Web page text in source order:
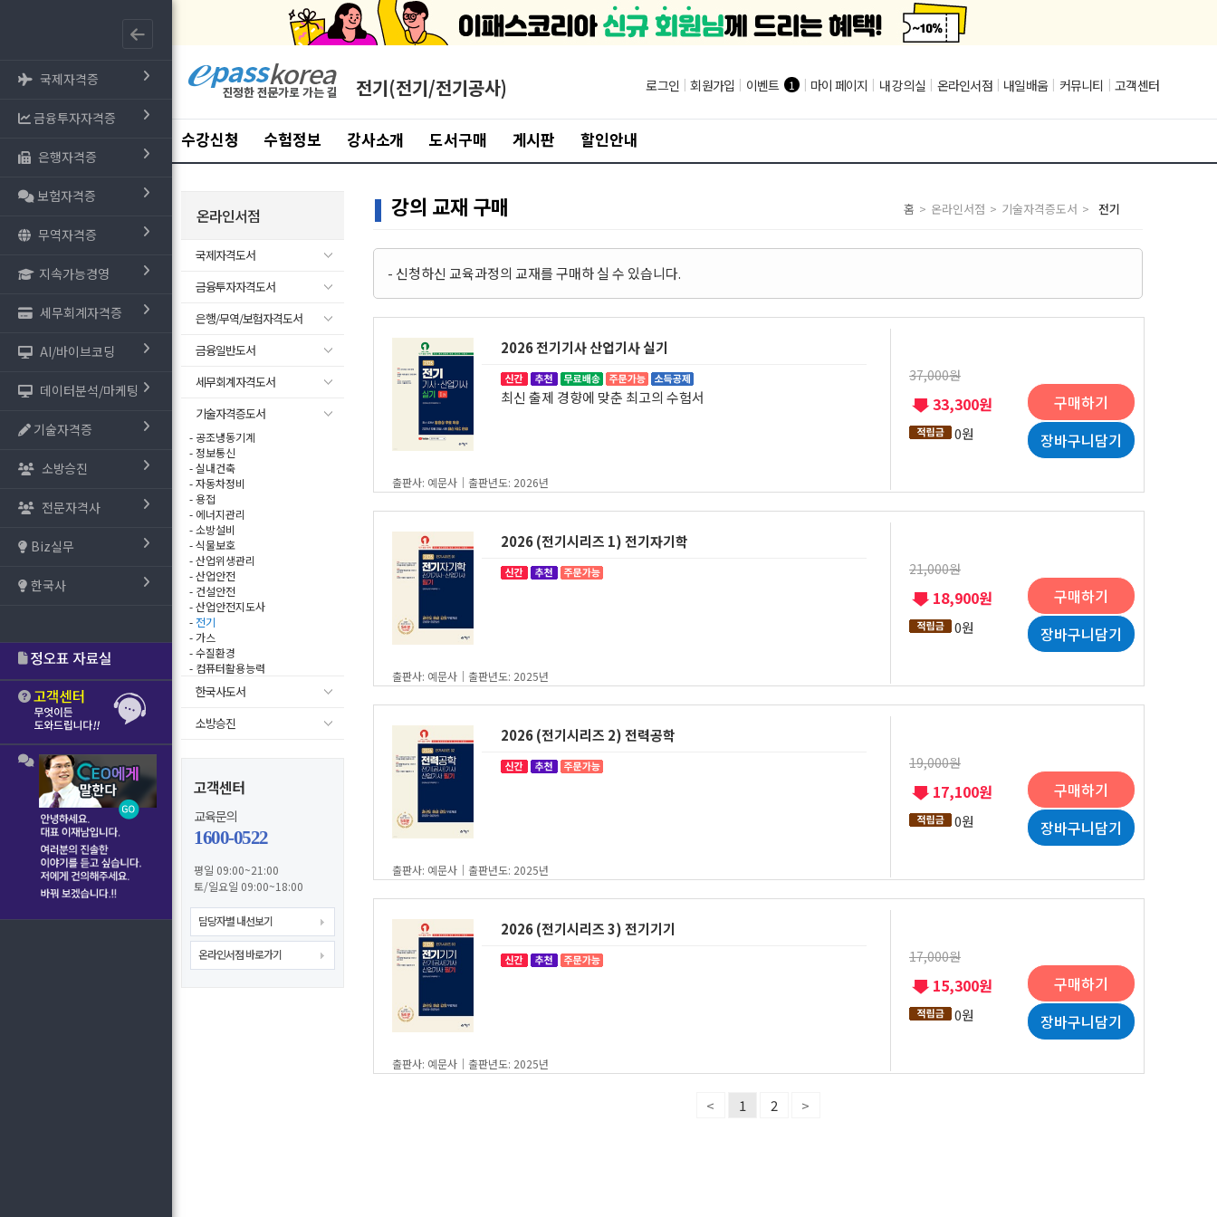
국제자격증
금융투자자격증
은행자격증
보험자격증
무역자격증
지속가능경영
세무회계자격증
AI/바이브코딩
데이터분석/마케팅
기술자격증
소방승진
전문자격사
Biz실무
한국사
전기(전기/전기공사) 로그인 | 회원가입 | 이벤트 1 | 마이 페이지 | 내 강의실 | 온라인서점 | 내일배움 | 커뮤니티 | 고객센터
수강신청 수험정보 강사소개 도서구매 게시판 할인안내
온라인서점
국제자격도서
금융투자자격도서
은행/무역/보험자격도서
금융일반도서
세무회계자격도서
기술자격증도서
- 공조냉동기계
- 정보통신
- 실내건축
- 자동차정비
- 용접
- 에너지관리
- 소방설비
- 식물보호
- 산업위생관리
- 산업안전
- 건설안전
- 산업안전지도사
- 전기
- 가스
- 수질환경
- 컴퓨터활용능력
한국사도서
소방승진
고객센터
교육문의
1600-0522
평일 09:00~21:00
토/일요일 09:00~18:00
담당자별 내선보기
온라인서점 바로가기
강의 교재 구매 홈 > 온라인서점 > 기술자격증도서 > 전기
- 신청하신 교육과정의 교재를 구매하 실 수 있습니다.
2026 전기기사 산업기사 실기
최신 출제 경향에 맞춘 최고의 수험서
출판사: 예문사｜출판년도: 2026년
37,000원
33,300원
0원
구매하기
장바구니담기
2026 (전기시리즈 1) 전기자기학
출판사: 예문사｜출판년도: 2025년
21,000원
18,900원
0원
구매하기
장바구니담기
2026 (전기시리즈 2) 전력공학
출판사: 예문사｜출판년도: 2025년
19,000원
17,100원
0원
구매하기
장바구니담기
2026 (전기시리즈 3) 전기기기
출판사: 예문사｜출판년도: 2025년
17,000원
15,300원
0원
구매하기
장바구니담기
< 1 2 >